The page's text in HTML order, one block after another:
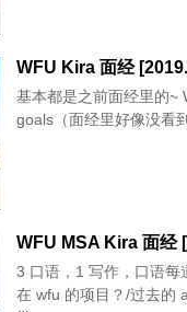
WFU Kira 面经
基本都是之前面经里的~ WFU: Tell us a couple of big
WFU MSA Kira 面经
3 口语，1 写作，口语每道题都没来得
在 wfu 的项目？/过去的